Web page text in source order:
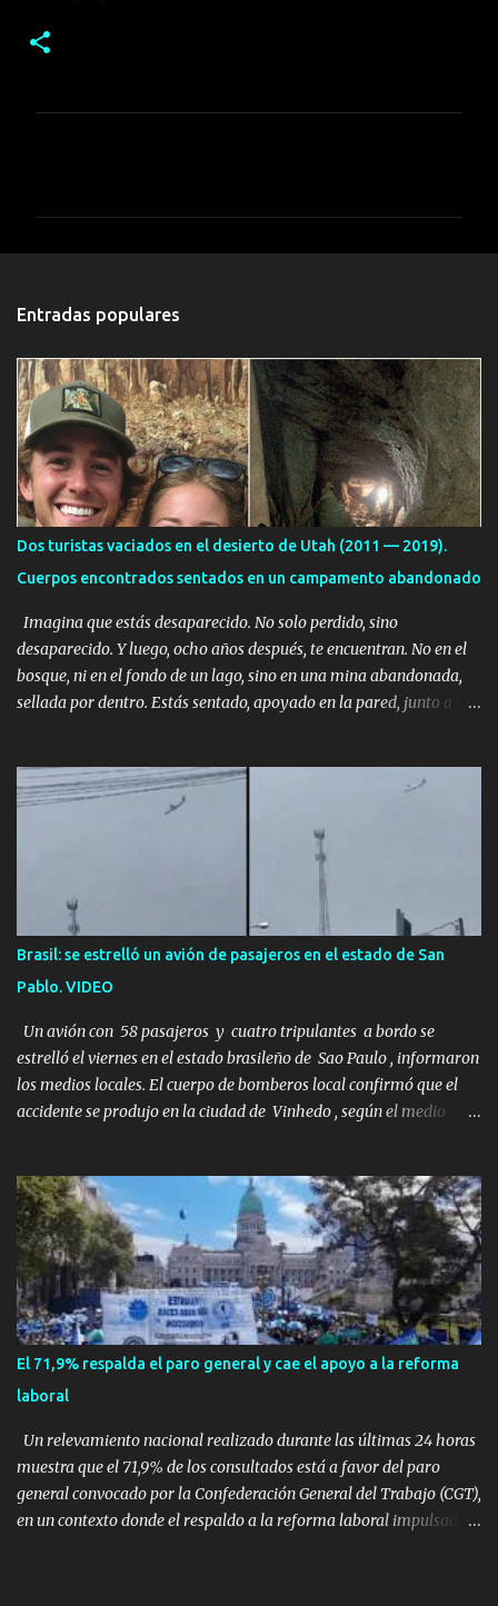
t
r
i
o
s
Entradas populares
Dos turistas vaciados en el desierto de Utah (2011 — 2019).
Cuerpos encontrados sentados en un campamento abandonado
Imagina que estás desaparecido. No solo perdido, sino
desaparecido. Y luego, ocho años después, te encuentran. No en el
bosque, ni en el fondo de un lago, sino en una mina abandonada,
sellada por dentro. Estás sentado, apoyado en la pared, junto a tu
una historia de monstruos de película. Esta es la historia real de
Sarah y Andrew. Es la historia de cómo un viaje de tres días al
desierto se convirtió en un misterio de ocho años, cuya respuesta
resultó ser más aterradora de lo que nadie podría haber
una pareja normal de Colorado. Ella tenía 26 años. Él, 28. No eran
aficionados a los deportes extremos ni expertos en supervivencia.
Eran simplemente dos personas que se amaban y querían pasar
un fin de semana lejos de la ciudad. Su plan era de lo más sencillo.
Tomar su viejo pero confiable auto, con...
Brasil: se estrelló un avión de pasajeros en el estado de San
Pablo. VIDEO
Un avión con 58 pasajeros y cuatro tripulantes a bordo se
estrelló el viernes en el estado brasileño de Sao Paulo , informaron
los medios locales. El cuerpo de bomberos local confirmó que el
accidente se produjo en la ciudad de Vinhedo , según el medio
una gran zona en llamas y humo saliendo de un aparente fuselaje
del avión. Otras imágenes de GloboNews mostraban un avión que
descendía verticalmente en espiral mientras que un usuario
compartió las llamas y la densa humareda negra que salían de la
nave, que se había estrellado a metros de su casa, entre los
árboles. Según confirmó la aerolínea, Voepass Linhas Aéreas, se
trataba de un avión turbohélice modelo ATR-72 que cubría la ruta
Cascavel - Guarulhos. Este modelo tiene capacidad para
transportar a 68 pasajeros. La primera llamad...
El 71,9% respalda el paro general y cae el apoyo a la reforma
laboral
Un relevamiento nacional realizado durante las últimas 24 horas
muestra que el 71,9% de los consultados está a favor del paro
general convocado por la Confederación General del Trabajo (CGT),
en un contexto donde el respaldo a la reforma laboral impulsada